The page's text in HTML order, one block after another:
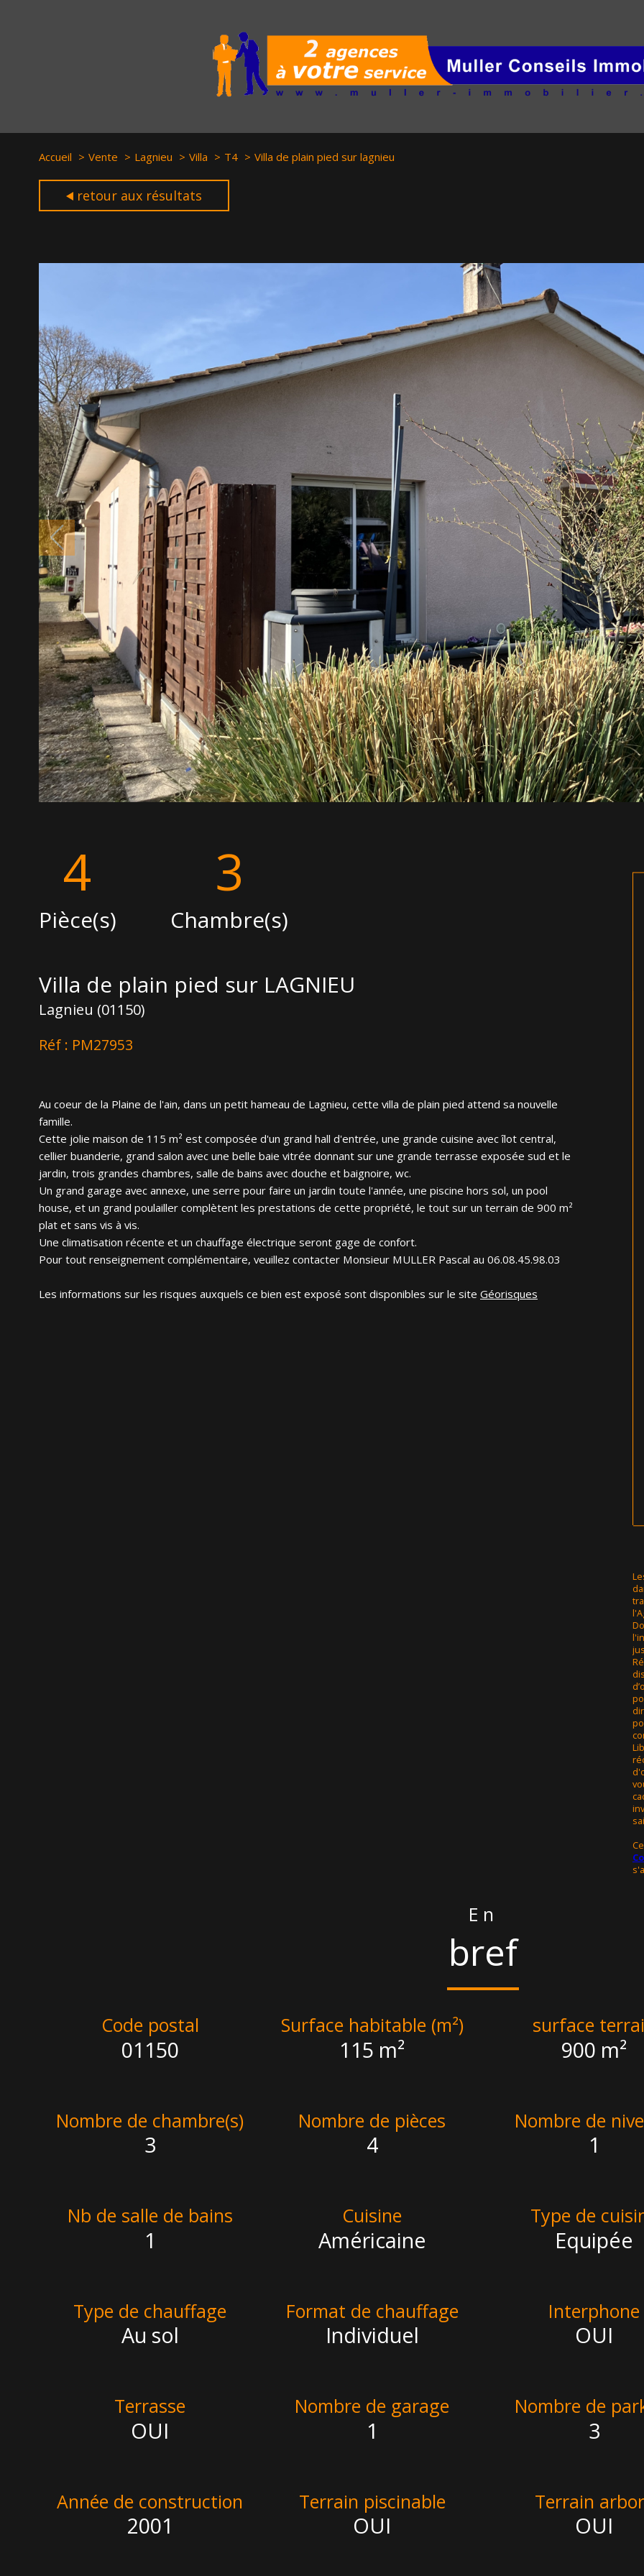
Accueil Vente Lagnieu Villa T4 Villa de plain pied sur lagnieu
retour aux résultats
4
Pièce(s)
3
Chambre(s)
Villa de plain pied sur LAGNIEU
Lagnieu (01150)
Réf : PM27953
Au coeur de la Plaine de l'ain, dans un petit hameau de Lagnieu, cette villa de plain pied attend sa nouvelle
famille.
Cette jolie maison de 115 m² est composée d'un grand hall d'entrée, une grande cuisine avec îlot central,
cellier buanderie, grand salon avec une belle baie vitrée donnant sur une grande terrasse exposée sud et le
jardin, trois grandes chambres, salle de bains avec douche et baignoire, wc.
Un grand garage avec annexe, une serre pour faire un jardin toute l'année, une piscine hors sol, un pool
house, et un grand poulailler complètent les prestations de cette propriété, le tout sur un terrain de 900 m²
plat et sans vis à vis.
Une climatisation récente et un chauffage électrique seront gage de confort.
Pour tout renseignement complémentaire, veuillez contacter Monsieur MULLER Pascal au 06.08.45.98.03
Les informations sur les risques auxquels ce bien est exposé sont disponibles sur le site Géorisques
en
bref
Code postal
01150
Surface habitable (m²)
115 m²
surface
900 m²
Nombre de chambre(s)
3
Nombre de pièces
4
Nombre de
1
Nb de salle de bains
1
Cuisine
Américaine
Type de
Equipée
Type de chauffage
Au sol
Format de chauffage
Individuel
Interphone
OUI
Terrasse
OUI
Nombre de garage
1
Nombre de
3
Année de construction
2001
Terrain piscinable
OUI
Terrain
OUI